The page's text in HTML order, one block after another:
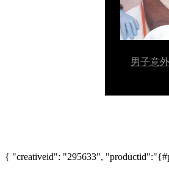
男子意
{ "creativeid": "295633",